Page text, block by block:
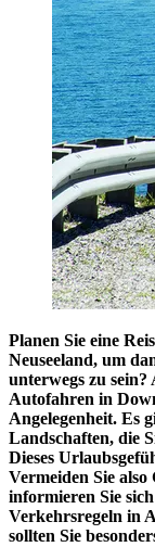
Planen Sie eine
Neuseeland, um
unterwegs zu
Autofahren in
Angelegenheit. Es
Landschaften, die
Dieses
Vermeiden Sie
informieren Sie
Verkehrsregeln in
sollten Sie